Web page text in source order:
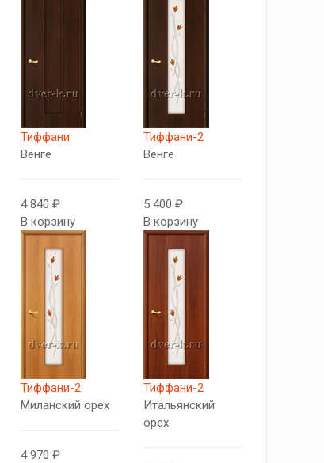
Тиффани
Венге
4 840 ₽
В корзину
Тиффани-2
Венге
5 400 ₽
В корзину
Тиффани-2
Миланский орех
4 970 ₽
Тиффани-2
Итальянский
орех